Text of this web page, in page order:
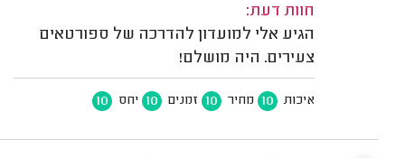
חוות דעת:
הגיע אלי למועדון להדרכה של ספורטאים
צעירים. היה מושלם!
איכות 10 מחיר 10 זמנים 10 יחס 10